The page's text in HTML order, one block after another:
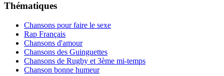
Thématiques
Chansons pour faire le sexe
Rap Français
Chansons d'amour
Chansons des Guinguettes
Chansons de Rugby et 3ème mi-temps
Chanson bonne humeur